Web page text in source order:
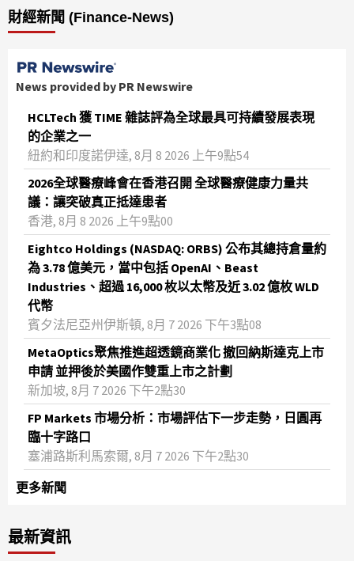
財經新聞 (Finance-News)
News provided by PR Newswire
HCLTech 獲 TIME 雜誌評為全球最具可持續發展表現
的企業之一
紐約和印度諾伊達, 8月 8 2026 上午9點54
2026全球醫療峰會在香港召開 全球醫療健康力量共
議：讓突破真正抵達患者
香港, 8月 8 2026 上午9點00
Eightco Holdings (NASDAQ: ORBS) 公布其總持倉量約
為 3.78 億美元，當中包括 OpenAI、Beast
Industries、超過 16,000 枚以太幣及近 3.02 億枚 WLD
代幣
賓夕法尼亞州伊斯頓, 8月 7 2026 下午3點08
MetaOptics聚焦推進超透鏡商業化 撤回納斯達克上市
申請 並押後於美國作雙重上市之計劃
新加坡, 8月 7 2026 下午2點30
FP Markets 市場分析：市場評估下一步走勢，日圓再
臨十字路口
塞浦路斯利馬索爾, 8月 7 2026 下午2點30
更多新聞
最新資訊